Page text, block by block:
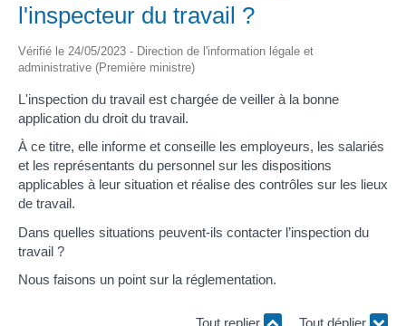
l'inspecteur du travail ?
Vérifié le 24/05/2023 - Direction de l'information légale et
administrative (Première ministre)
L'inspection du travail est chargée de veiller à la bonne
application du droit du travail.
À ce titre, elle informe et conseille les employeurs, les salariés
et les représentants du personnel sur les dispositions
applicables à leur situation et réalise des contrôles sur les lieux
de travail.
Dans quelles situations peuvent-ils contacter l’inspection du
travail ?
Nous faisons un point sur la réglementation.
Tout replier Tout déplier